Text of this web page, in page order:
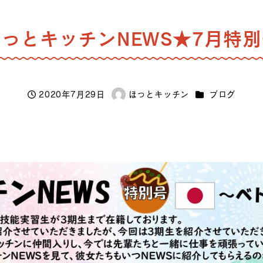
とキッチンNEWS★7月特
投稿日
2020年7月29日
著
ほっとキッチン カテゴリー
ブログ